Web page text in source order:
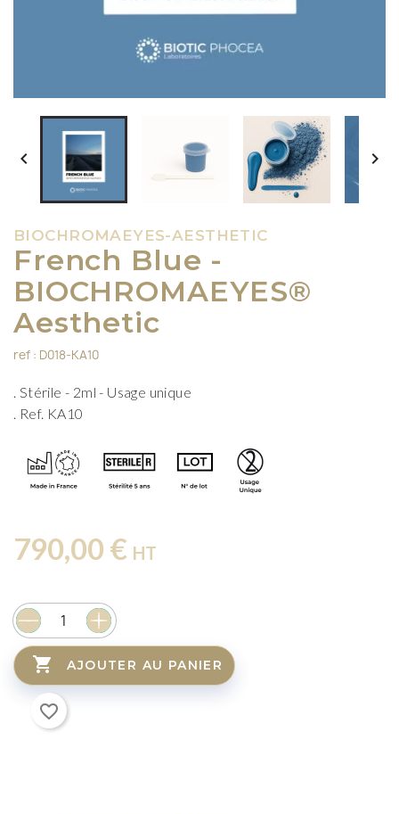
 
BIOCHROMAEYES-AESTHETIC
French Blue -
BIOCHROMAEYES®
Aesthetic
ref : D018-KA10
. Stérile - 2ml - Usage unique
. Ref. KA10
790,00 € HT
 AJOUTER AU PANIER
favorite_border